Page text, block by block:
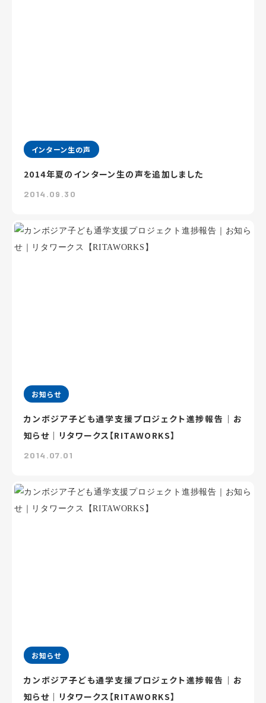
インターン生の声
2014年夏のインターン生の声を追加しました
2014.09.30
お知らせ
カンボジア子ども通学支援プロジェクト進捗報告｜お
知らせ｜リタワークス【RITAWORKS】
2014.07.01
お知らせ
カンボジア子ども通学支援プロジェクト進捗報告｜お
知らせ｜リタワークス【RITAWORKS】